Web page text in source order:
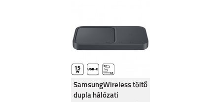
SamsungWireless töltő
dupla hálózati